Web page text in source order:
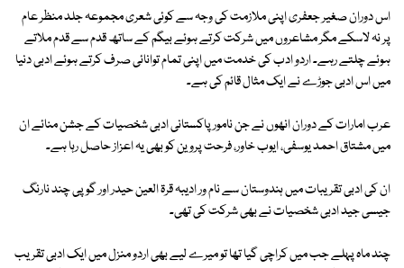
اس دوران صغیر جعفری اپنی ملازمت کی وجہ سے کوئی شعری مجموعہ جلد منظر عام
پر نہ لاسکے مگر مشاعروں میں شرکت کرتے ہوئے بیگم کے ساتھ قدم سے قدم ملاتے
ہوئے چلتے رہے۔ اردو ادب کی خدمت میں اپنی تمام توانائی صرف کرتے ہوئے ادبی دنیا
میں اس ادبی جوڑے نے ایک مثال قائم کی ہے۔
عرب امارات کے دوران انھوں نے جن نامور پاکستانی ادبی شخصیات کے جشن منائے ان
میں مشتاق احمد یوسفی، ایوب خاور، فرحت پروین کو بھی یہ اعزاز حاصل رہا ہے۔
ان کی ادبی تقریبات میں ہندوستان سے نام ور ادیبہ قرۃ العین حیدر اور گوپی چند نارنگ
جیسی جید ادبی شخصیات نے بھی شرکت کی تھی۔
چند ماہ پہلے جب میں کراچی گیا تھا تو میرے لیے بھی اردو منزل میں ایک ادبی تقریب